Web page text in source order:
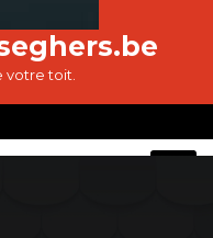
votre toit.